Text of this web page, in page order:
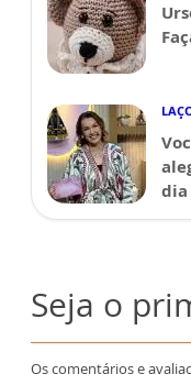
dia
Seja o
Os comentários e